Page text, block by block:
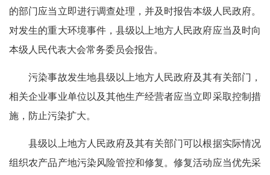
的部门应当立即进行调查处理，并及时报告本级人民政府。
对发生的重大环境事件，县级以上地方人民政府应当及时向
本级人民代表大会常务委员会报告。
污染事故发生地县级以上地方人民政府及其有关部门，
相关企业事业单位以及其他生产经营者应当立即采取控制措
施，防止污染扩大。
县级以上地方人民政府及其有关部门可以根据实际情况
组织农产品产地污染风险管控和修复。修复活动应当优先采